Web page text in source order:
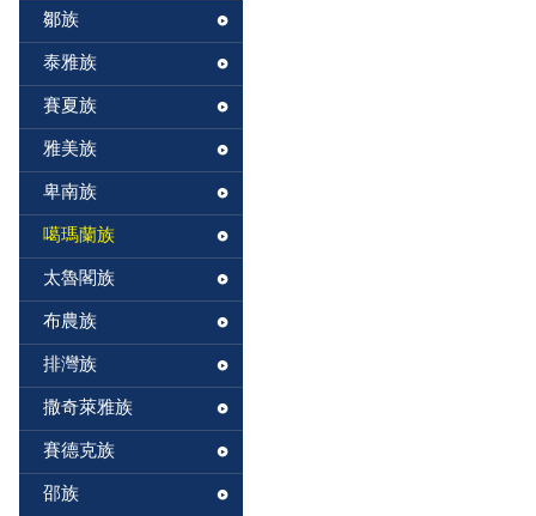
鄒族
泰雅族
賽夏族
雅美族
卑南族
噶瑪蘭族
太魯閣族
布農族
排灣族
撒奇萊雅族
賽德克族
邵族